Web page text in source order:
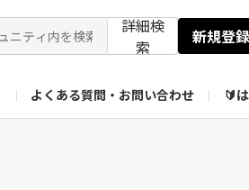
詳細検
索
新規登録
よくある質問・お問い合わせ 🔰